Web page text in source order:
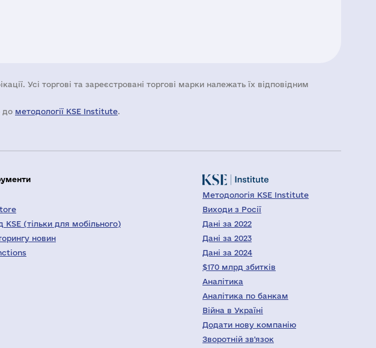
Усі торгові та зареєстровані торгові марки належать їх відповідним
до методології KSE Institute.
(тільки для мобільного)
новин
Методологія KSE Institute
Виходи з Росії
Дані за 2022
Дані за 2023
Дані за 2024
$170 млрд збитків
Аналітика
Аналітика по банкам
Війна в Україні
Додати нову компанію
Зворотній зв'язок